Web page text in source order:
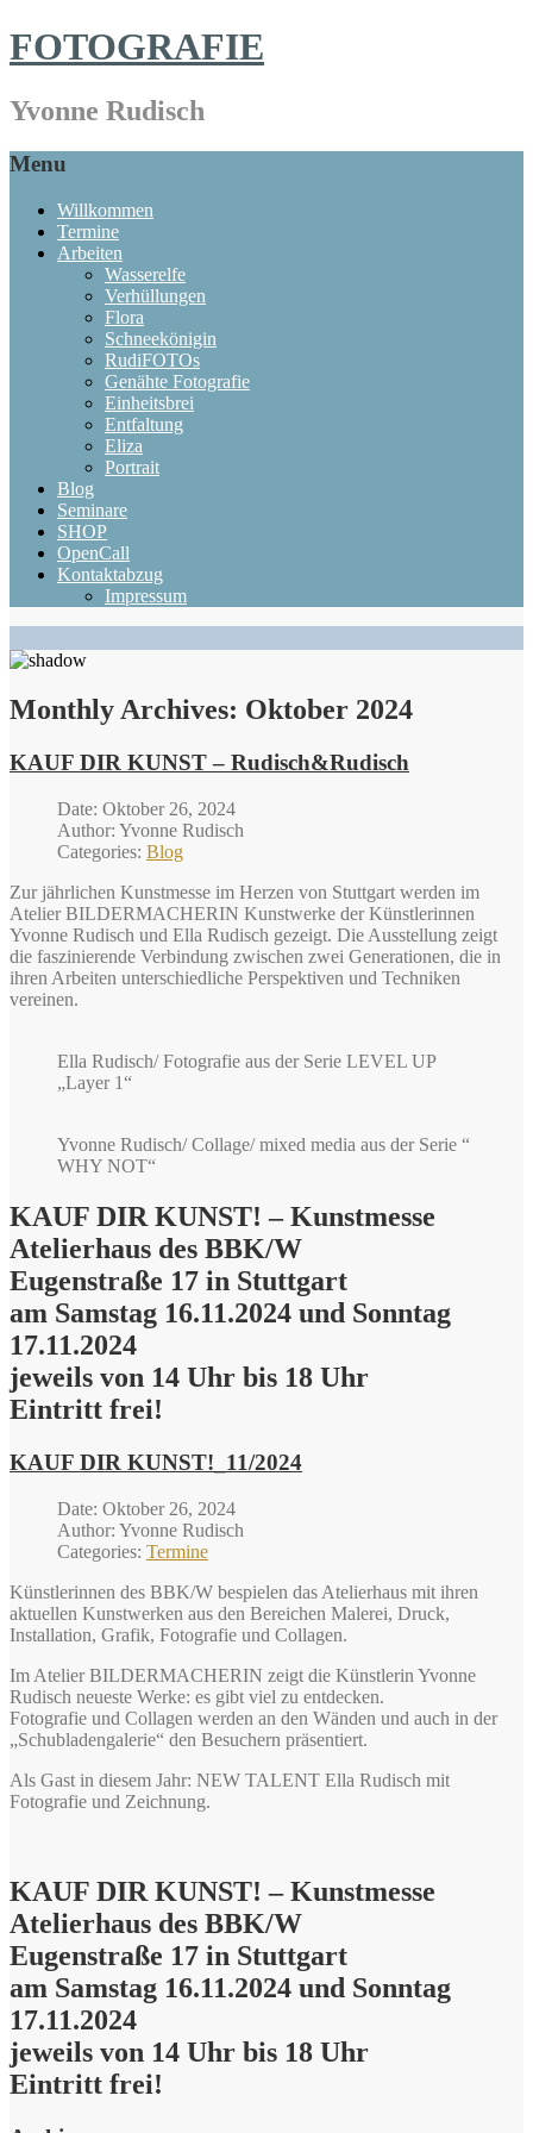
FOTOGRAFIE
Yvonne Rudisch
Menu
Willkommen
Termine
Arbeiten
Wasserelfe
Verhüllungen
Flora
Schneekönigin
RudiFOTOs
Genähte Fotografie
Einheitsbrei
Entfaltung
Eliza
Portrait
Blog
Seminare
SHOP
OpenCall
Kontaktabzug
Impressum
Monthly Archives: Oktober 2024
KAUF DIR KUNST – Rudisch&Rudisch
Date: Oktober 26, 2024
Author: Yvonne Rudisch
Categories: Blog
Zur jährlichen Kunstmesse im Herzen von Stuttgart werden im
Atelier BILDERMACHERIN Kunstwerke der Künstlerinnen
Yvonne Rudisch und Ella Rudisch gezeigt. Die Ausstellung zeigt
die faszinierende Verbindung zwischen zwei Generationen, die in
ihren Arbeiten unterschiedliche Perspektiven und Techniken
vereinen.
Ella Rudisch/ Fotografie aus der Serie LEVEL UP
„Layer 1“
Yvonne Rudisch/ Collage/ mixed media aus der Serie “
WHY NOT“
KAUF DIR KUNST! – Kunstmesse
Atelierhaus des BBK/W
Eugenstraße 17 in Stuttgart
am Samstag 16.11.2024 und Sonntag
17.11.2024
jeweils von 14 Uhr bis 18 Uhr
Eintritt frei!
KAUF DIR KUNST!_11/2024
Date: Oktober 26, 2024
Author: Yvonne Rudisch
Categories: Termine
Künstlerinnen des BBK/W bespielen das Atelierhaus mit ihren
aktuellen Kunstwerken aus den Bereichen Malerei, Druck,
Installation, Grafik, Fotografie und Collagen.
Im Atelier BILDERMACHERIN zeigt die Künstlerin Yvonne
Rudisch neueste Werke: es gibt viel zu entdecken.
Fotografie und Collagen werden an den Wänden und auch in der
„Schubladengalerie“ den Besuchern präsentiert.
Als Gast in diesem Jahr: NEW TALENT Ella Rudisch mit
Fotografie und Zeichnung.
KAUF DIR KUNST! – Kunstmesse
Atelierhaus des BBK/W
Eugenstraße 17 in Stuttgart
am Samstag 16.11.2024 und Sonntag
17.11.2024
jeweils von 14 Uhr bis 18 Uhr
Eintritt frei!